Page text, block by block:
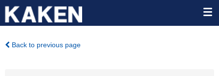
Back to previous page